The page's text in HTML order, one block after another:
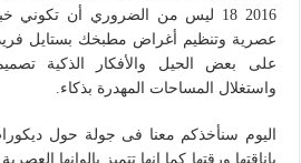
18 2016 ليس من الضروري أن تكوني
عصرية وتنظيم أغراض مطبخك بستايل
على بعض الحيل والأفكار الذكية
واستغلال المساحات المهدرة بذكاء.
باناقتها ورقتها كما انها تتميز بالوانها